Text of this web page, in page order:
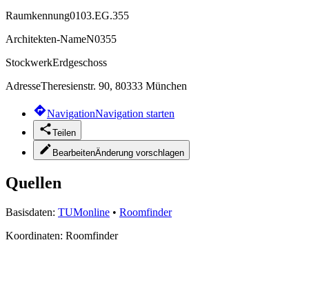
Raumkennung0103.EG.355
Architekten-NameN0355
StockwerkErdgeschoss
AdresseTheresienstr. 90, 80333 München
NavigationNavigation starten
Teilen
BearbeitenÄnderung vorschlagen
Quellen
Basisdaten: TUMonline • Roomfinder
Koordinaten: Roomfinder